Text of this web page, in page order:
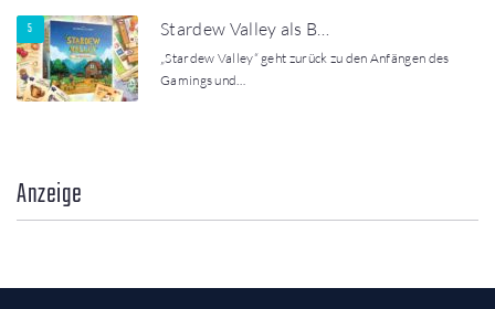
Stardew Valley als B…
„Stardew Valley“ geht zurück zu den Anfängen des
Gamings und…
Anzeige